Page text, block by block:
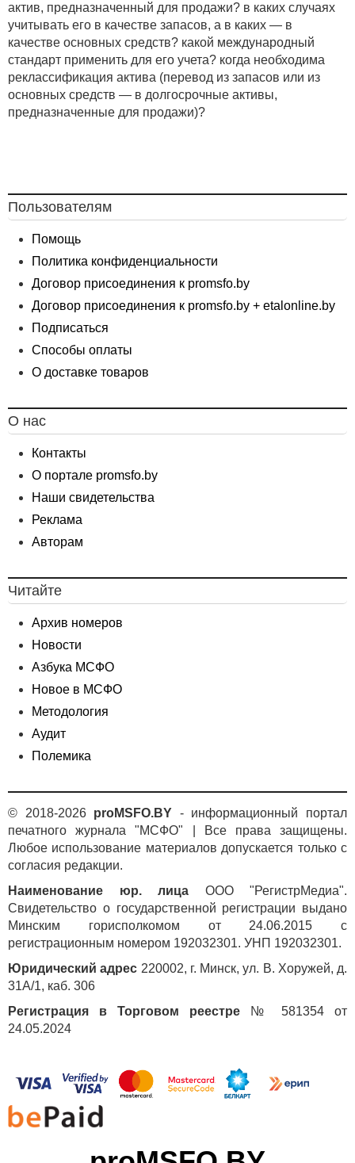
актив, предназначенный для продажи? в каких случаях
учитывать его в качестве запасов, а в каких — в
качестве основных средств? какой международный
стандарт применить для его учета? когда необходима
реклассификация актива (перевод из запасов или из
основных средств — в долгосрочные активы,
предназначенные для продажи)?
Пользователям
Помощь
Политика конфиденциальности
Договор присоединения к promsfo.by
Договор присоединения к promsfo.by + etalonline.by
Подписаться
Способы оплаты
О доставке товаров
О нас
Контакты
О портале promsfo.by
Наши свидетельства
Реклама
Авторам
Читайте
Архив номеров
Новости
Азбука МСФО
Новое в МСФО
Методология
Аудит
Полемика
© 2018-2026 proMSFO.BY - информационный портал
печатного журнала "МСФО" | Все права защищены.
Любое использование материалов допускается только с
согласия редакции.
Наименование юр. лица ООО "РегистрМедиа".
Свидетельство о государственной регистрации выдано
Минским горисполкомом от 24.06.2015 с
регистрационным номером 192032301. УНП 192032301.
Юридический адрес 220002, г. Минск, ул. В. Хоружей, д.
31А/1, каб. 306
Регистрация в Торговом реестре № 581354 от
24.05.2024